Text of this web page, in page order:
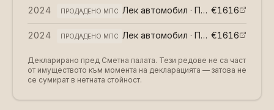
2024 ПРОДАДЕНО МПС Лек автомобил · Пежо (възмездно
€1616
2024 ПРОДАДЕНО МПС Лек автомобил · Пежо (възмездно
€1616
Декларирано пред Сметна палата. Тези редове не са част
от имуществото към момента на декларацията — затова не
се сумират в нетната стойност.